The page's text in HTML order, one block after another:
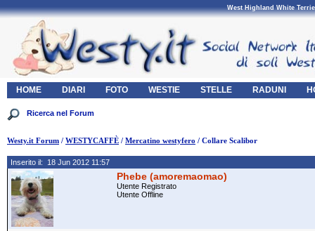
West Highland White
HOME DIARI FOTO WESTIE STELLE RADUNI
Westy.it Forum / WESTYCAFFÈ / Mercatino westyfero / Collare Scalibor
Inserito il: 18 Jun 2012 11:57
Phebe (amoremaomao)
Utente Registrato
Utente Offline